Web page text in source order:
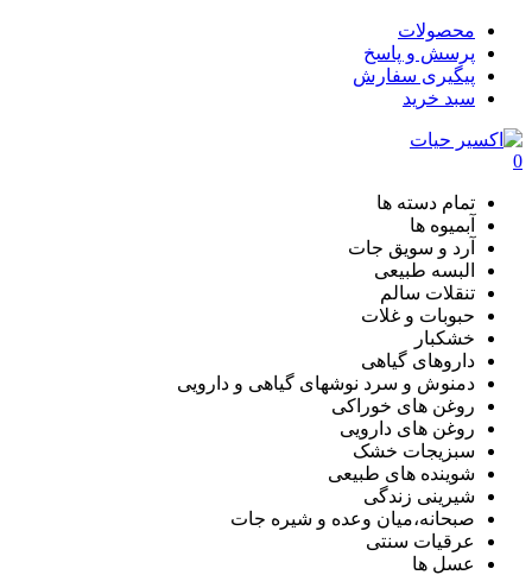
محصولات
پرسش و پاسخ
پیگیری سفارش
سبد خرید
0
تمام دسته ها
آبمیوه ها
آرد و سویق جات
البسه طبیعی
تنقلات سالم
حبوبات و غلات
خشکبار
داروهای گیاهی
دمنوش و سرد نوشهای گیاهی و دارویی
روغن های خوراکی
روغن های دارویی
سبزیجات خشک
شوینده های طبیعی
شیرینی زندگی
صبحانه،میان وعده و شیره جات
عرقیات سنتی
عسل ها